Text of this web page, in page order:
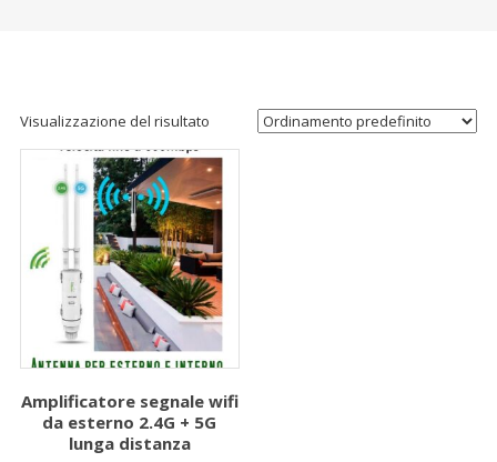
Visualizzazione del risultato
Amplificatore segnale wifi
da esterno 2.4G + 5G
lunga distanza